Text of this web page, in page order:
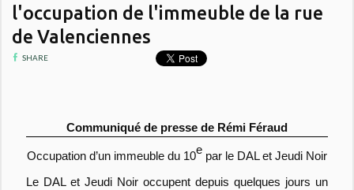
l'occupation de l'immeuble de la rue
de Valenciennes
SHARE
Communiqué de presse de Rémi Féraud
Occupation d’un immeuble du 10e par le DAL et Jeudi Noir
Le DAL et Jeudi Noir occupent depuis quelques jours un